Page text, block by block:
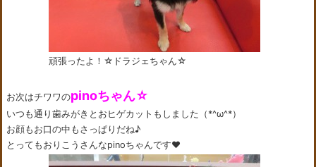
頑張ったよ！☆ドラジェちゃん☆
お次はチワワのpinoちゃん☆
いつも通り歯みがきとおヒゲカットもしました（*^ω^*）
お顔もお口の中もさっぱりだね♪
とってもおりこうさんなpinoちゃんです❤